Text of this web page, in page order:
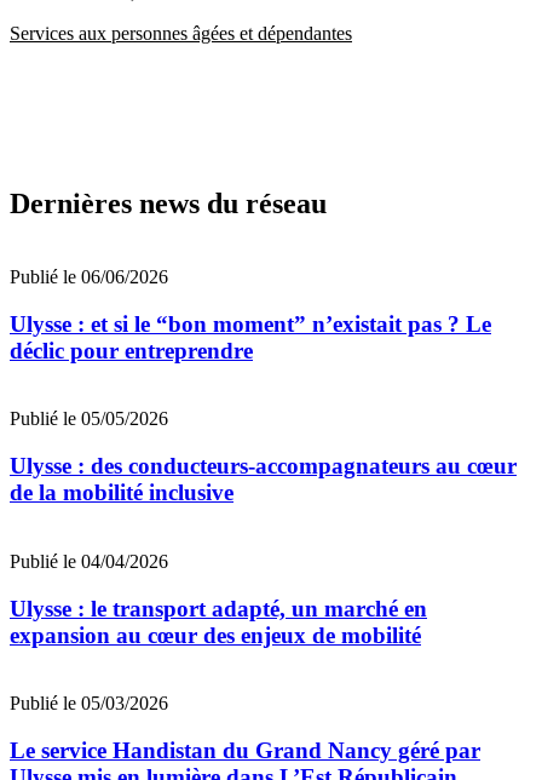
Services aux personnes âgées et dépendantes
Dernières news du réseau
Publié le 06/06/2026
Ulysse : et si le “bon moment” n’existait pas ? Le
déclic pour entreprendre
Publié le 05/05/2026
Ulysse : des conducteurs-accompagnateurs au cœur
de la mobilité inclusive
Publié le 04/04/2026
Ulysse : le transport adapté, un marché en
expansion au cœur des enjeux de mobilité
Publié le 05/03/2026
Le service Handistan du Grand Nancy géré par